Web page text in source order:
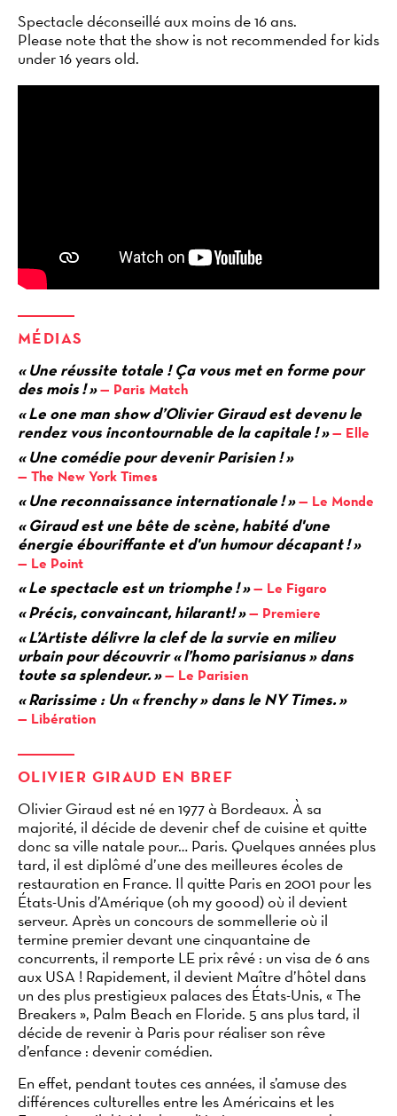
Spectacle déconseillé aux moins de 16 ans.
Please note that the show is not recommended for kids
under 16 years old.
MÉDIAS
« Une réussite totale ! Ça vous met en forme pour
des mois ! »
Paris Match
« Le one man show d’Olivier Giraud est devenu le
rendez vous incontournable de la capitale ! »
Elle
« Une comédie pour devenir Parisien ! »
The New York Times
« Une reconnaissance internationale ! » Le Monde
« Giraud est une bête de scène, habité d'une
énergie ébouriffante et d'un humour décapant ! »
Le Point
« Le spectacle est un triomphe ! » Le Figaro
« Précis, convaincant, hilarant! » Premiere
« L’Artiste délivre la clef de la survie en milieu
urbain pour découvrir « l’homo parisianus » dans
toute sa splendeur. »
Le Parisien
« Rarissime : Un « frenchy » dans le NY Times. »
Libération
OLIVIER GIRAUD EN BREF
Olivier Giraud est né en 1977 à Bordeaux. À sa
majorité, il décide de devenir chef de cuisine et quitte
donc sa ville natale pour… Paris. Quelques années plus
tard, il est diplômé d’une des meilleures écoles de
restauration en France. Il quitte Paris en 2001 pour les
États-Unis d’Amérique (oh my goood) où il devient
serveur. Après un concours de sommellerie où il
termine premier devant une cinquantaine de
concurrents, il remporte LE prix rêvé : un visa de 6 ans
aux USA ! Rapidement, il devient Maître d’hôtel dans
un des plus prestigieux palaces des États-Unis, «The
Breakers », Palm Beach en Floride. 5 ans plus tard, il
décide de revenir à Paris pour réaliser son rêve
d’enfance : devenir comédien.
En effet, pendant toutes ces années, il s’amuse des
différences culturelles entre les Américains et les